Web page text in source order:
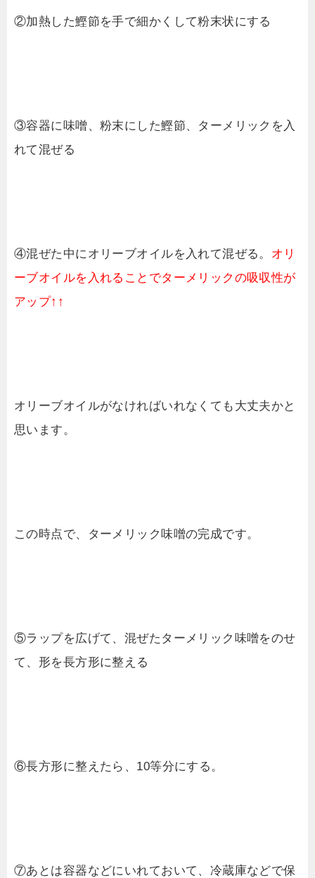
②加熱した鰹節を手で細かくして粉末状にする
③容器に味噌、粉末にした鰹節、ターメリックを入
れて混ぜる
④混ぜた中にオリーブオイルを入れて混ぜる。 オリ
ーブオイルを入れることでターメリックの吸収性が
アップ↑↑
オリーブオイルがなければいれなくても大丈夫かと
思います。
この時点で、ターメリック味噌の完成です。
⑤ラップを広げて、混ぜたターメリック味噌をのせ
て、形を長方形に整える
⑥長方形に整えたら、10等分にする。
⑦あとは容器などにいれておいて、冷蔵庫などで保